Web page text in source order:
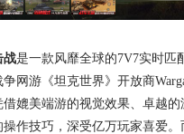
战是一款风靡全球的7V7实时匹
网游《坦克世界》开放商
媲美端游的视觉效果、卓越
操作技巧，深受亿万玩家喜爱